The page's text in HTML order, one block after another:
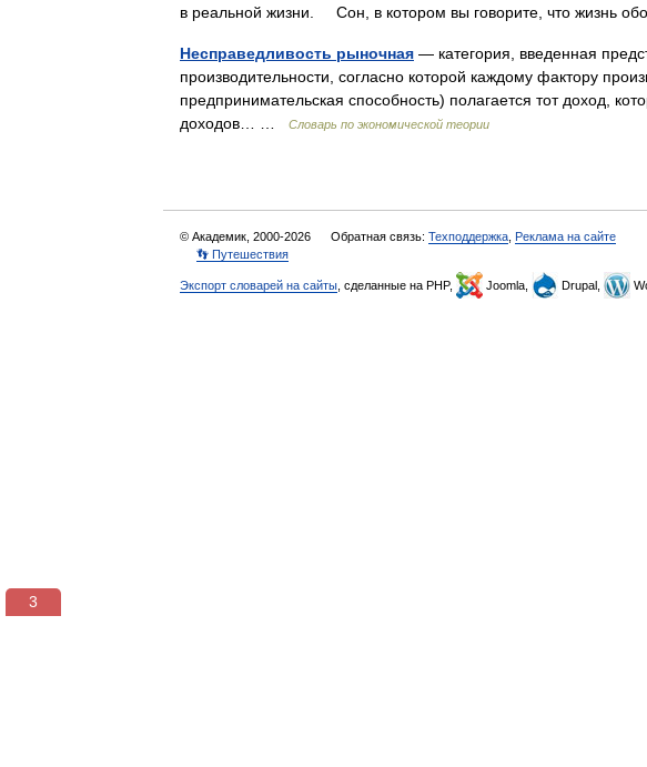
в реальной жизни. Сон, в котором вы говорите, что жизнь
Несправедливость рыночная — категория, введенная
производительности, согласно которой каждому фактору
предпринимательская способность) полагается тот доход,
доходов… …
Словарь по экономической теории
© Академик, 2000-2026 Обратная связь: Техподдержка Реклама на сайте
👣 Путешествия
Экспорт словарей на сайты , сделанные на PHP, Joomla, Drupal,
3